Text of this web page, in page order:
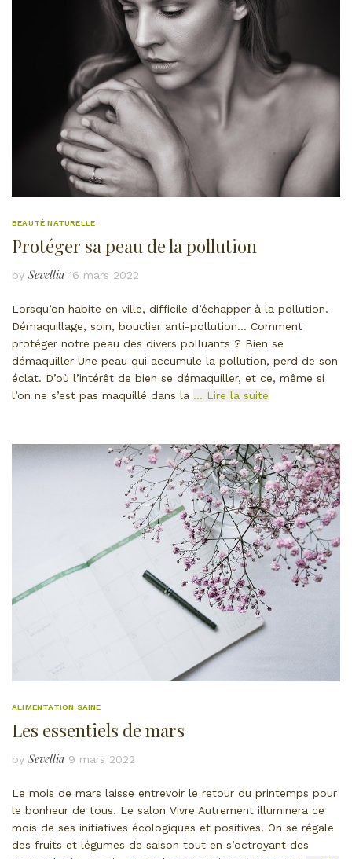
BEAUTÉ NATURELLE
Protéger sa peau de la pollution
by Sevellia 16 mars 2022
Lorsqu’on habite en ville, difficile d’échapper à la pollution.
Démaquillage, soin, bouclier anti-pollution… Comment
protéger notre peau des divers polluants ? Bien se
démaquiller Une peau qui accumule la pollution, perd de son
éclat. D’où l’intérêt de bien se démaquiller, et ce, même si
l’on ne s’est pas maquillé dans la … Lire la suite
ALIMENTATION SAINE
Les essentiels de mars
by Sevellia 9 mars 2022
Le mois de mars laisse entrevoir le retour du printemps pour
le bonheur de tous. Le salon Vivre Autrement illuminera ce
mois de ses initiatives écologiques et positives. On se régale
des fruits et légumes de saison tout en s’octroyant des